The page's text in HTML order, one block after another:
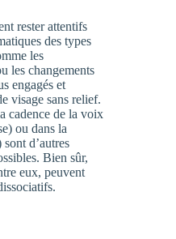
rester attentifs
des types
les
les changements
engagés et
visage sans relief.
cadence de la voix
ou dans la
d’autres
Bien sûr,
eux, peuvent